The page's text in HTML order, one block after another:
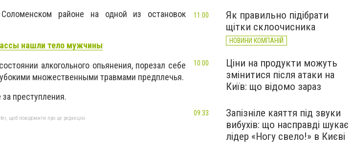
районе на одной из остановок
нашли тело мужчины
алкогольного опьянения, порезал себе
множественными травмами предплечья.
преступления.
щоб повідомити про це редакцію
Як правильно підібрати
щітки склоочисника
НОВИНИ КОМПАНІЙ
11:00
Ціни на продукти можуть
змінитися після атаки на
Київ: що відомо зараз
10:00
Запізніле каяття під звуки
вибухів: що насправді шукає
лідер «Ногу свело!» в Києві
09:33